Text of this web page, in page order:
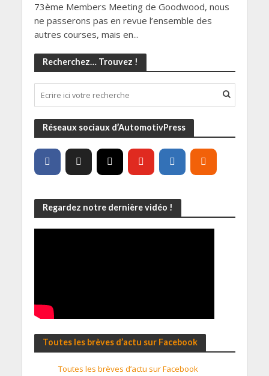
73ème Members Meeting de Goodwood, nous
ne passerons pas en revue l’ensemble des
autres courses, mais en...
Recherchez… Trouvez !
Réseaux sociaux d’AutomotivPress
Regardez notre dernière vidéo !
Toutes les brèves d’actu sur Facebook
Toutes les brèves d’actu sur Facebook